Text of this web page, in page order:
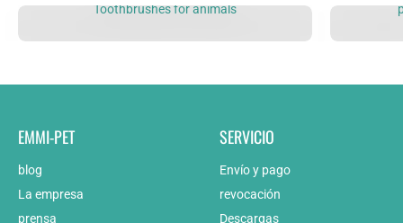
Toothbrushes for animals
EMMI-PET
blog
La empresa
prensa
SERVICIO
Envío y pago
revocación
Descargas